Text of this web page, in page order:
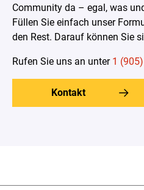
Community da – egal, was
Füllen Sie einfach unser
den Rest. Darauf können Sie
Rufen Sie uns an unter 1
Kontakt